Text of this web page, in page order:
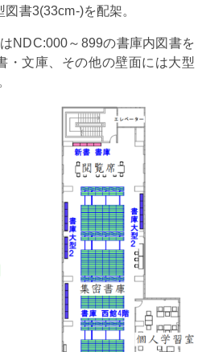
書3(33cm-)を配架。
NDC:000～899の書庫内図書を
・文庫、その他の壁面には大型